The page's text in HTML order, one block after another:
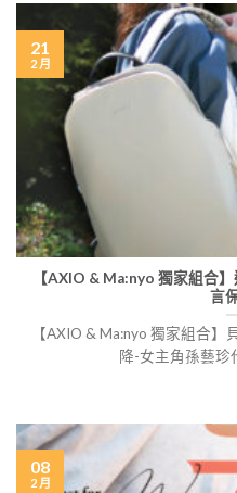
【AXIO & Ma:nyo 獨家組合
言
【AXIO & Ma:nyo 獨家組合
降-女主角孫藝珍
21
2 月
08
2 月